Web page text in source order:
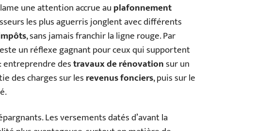
une attention accrue auplafonnement
les plus aguerris jonglent avec différents
, sans jamais franchir la ligne rouge. Par
un réflexe gagnant pour ceux qui supportent
entreprendre destravaux de rénovationsur un
des charges sur lesrevenus fonciers, puis sur le
Les versements datés d’avant la